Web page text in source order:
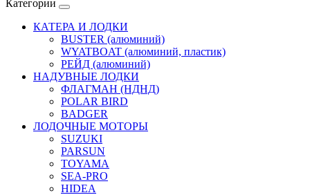
Категории
КАТЕРА И ЛОДКИ
BUSTER (алюминий)
WYATBOAT (алюминий, пластик)
РЕЙД (алюминий)
НАДУВНЫЕ ЛОДКИ
ФЛАГМАН (НДНД)
POLAR BIRD
BADGER
ЛОДОЧНЫЕ МОТОРЫ
SUZUKI
PARSUN
TOYAMA
SEA-PRO
HIDEA